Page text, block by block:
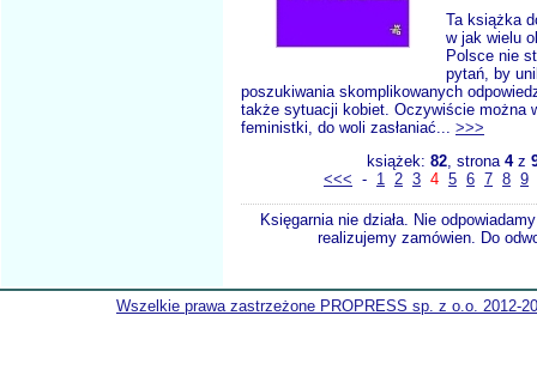
Ta książka
w jak wielu
Polsce nie
pytań, by
poszukiwania skomplikowanych
także sytuacji kobiet. Oczywiście można
feministki, do woli zasłaniać... >>>
książek: 82, strona 4z
<<< - 1 2 3 4 5 6 7 8 9
Księgarnia nie działa. Nie
realizujemy zamówien. Do
Wszelkie prawa zastrzeżone PROPRESS sp. z o.o. 2012-